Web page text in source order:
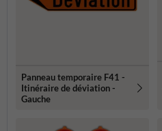
Panneau temporaire F41 -
Itinéraire de déviation -
Gauche